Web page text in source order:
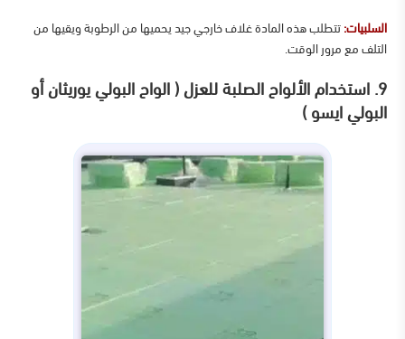
السلبيات:تتطلب هذه المادة غلاف خارجي جيد يحميها من الرطوبة ويقيها من
التلف مع مرور الوقت.
9. استخدام الألواح الصلبة للعزل ( الواح البولي يوريثان أو
البولي ايسو )